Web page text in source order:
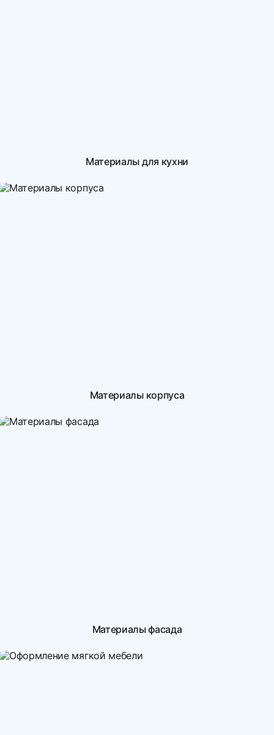
Материалы для кухни
Материалы корпуса
Материалы фасада